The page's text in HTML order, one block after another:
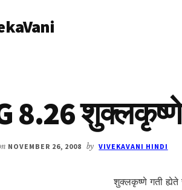
8.26 शुक्लकृष्णे
NOVEMBER 26, 2008 by VIVEKAVANI HINDI
शुक्लकृष्णे गती